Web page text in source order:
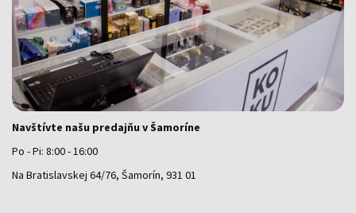
Navštívte našu predajňu v Šamoríne
Po - Pi: 8:00 - 16:00
Na Bratislavskej 64/76, Šamorín, 931 01